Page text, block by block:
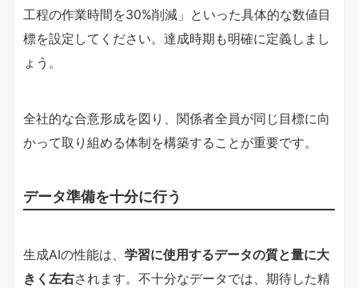
工程の作業時間を30%削減」といった具体的な数値目
標を設定してください。達成時期も明確に定義しまし
ょう。
全社的な合意形成を図り、関係者全員が同じ目標に向
かって取り組める体制を構築することが重要です。
データ準備を十分に行う
生成AIの性能は、 学習に使用するデータの質と量に大
きく左右されます。不十分なデータでは、期待した精